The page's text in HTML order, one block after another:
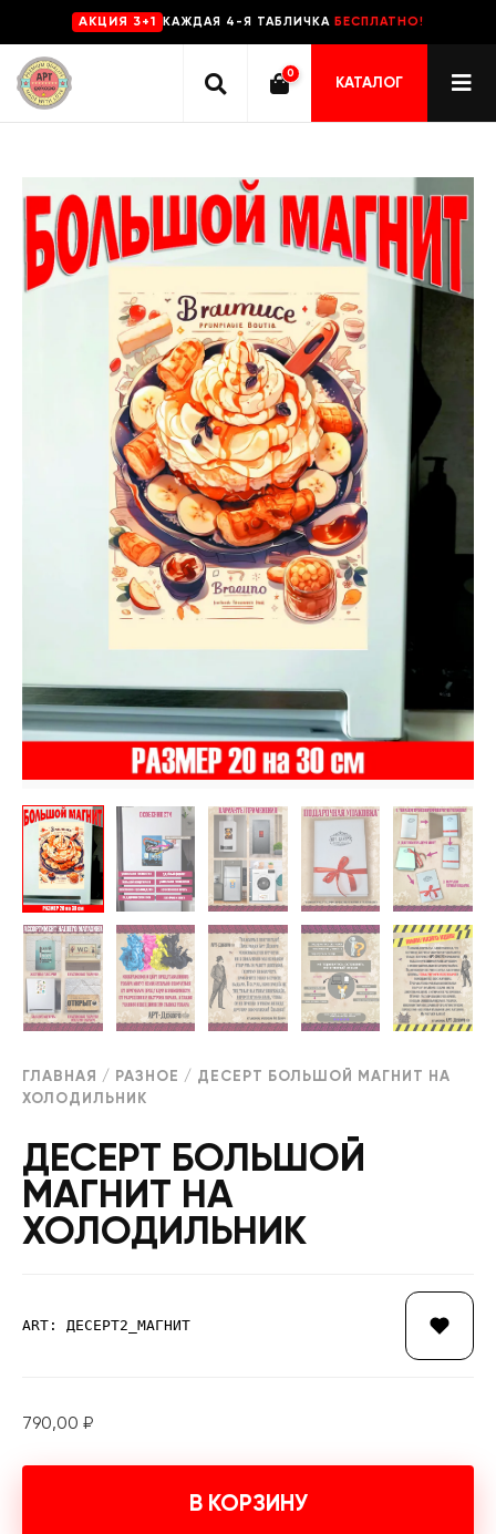
AKЦИЯ 3+1 КАЖДАЯ 4-Я ТАБЛИЧКА БЕСПЛАТНО!
0
КАТАЛОГ
ГЛАВНАЯ / РАЗНОЕ / ДЕСЕРТ БОЛЬШОЙ МАГНИТ НА
ХОЛОДИЛЬНИК
ДЕСЕРТ БОЛЬШОЙ
МАГНИТ НА
ХОЛОДИЛЬНИК
ART: ДЕСЕРТ2_МАГНИТ
790,00 ₽
В КОРЗИНУ